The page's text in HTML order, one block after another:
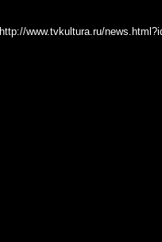
http://www.tvkultura.ru/